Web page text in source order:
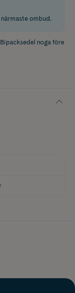
ombud.
Bipacksedel noga före